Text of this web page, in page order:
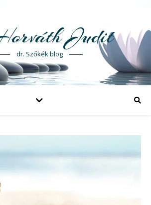
Judit
dr. Szőkék blog